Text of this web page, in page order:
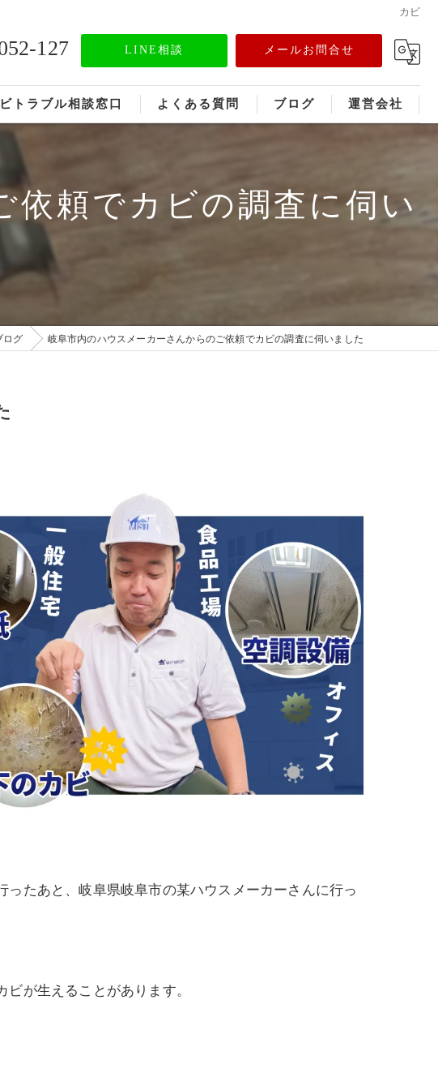
カビ
127 LINE相談 メールお問合せ
トラブル相談窓口 よくある質問 ブログ 運営会社
メディア情報
依頼でカビの調査に伺い
ログ 岐阜市内のハウスメーカーさんからのご依頼でカビの調査に伺いました
たあと、岐阜県岐阜市の某ハウスメーカーさんに行っ
が生えることがあります。